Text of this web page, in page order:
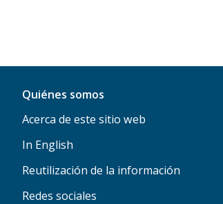
Quiénes somos
Acerca de este sitio web
In English
Reutilización de la información
Redes sociales